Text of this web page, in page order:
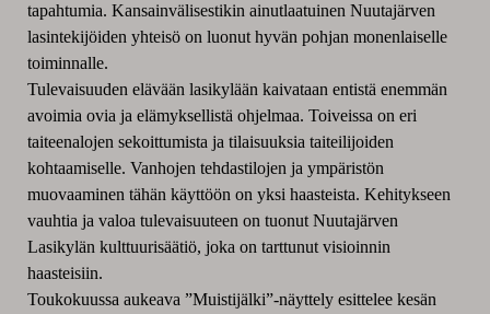
tapahtumia. Kansainvälisestikin ainutlaatuinen Nuutajärven
lasintekijöiden yhteisö on luonut hyvän pohjan monenlaiselle
toiminnalle.
Tulevaisuuden elävään lasikylään kaivataan entistä enemmän
avoimia ovia ja elämyksellistä ohjelmaa. Toiveissa on eri
taiteenalojen sekoittumista ja tilaisuuksia taiteilijoiden
kohtaamiselle. Vanhojen tehdastilojen ja ympäristön
muovaaminen tähän käyttöön on yksi haasteista. Kehitykseen
vauhtia ja valoa tulevaisuuteen on tuonut Nuutajärven
Lasikylän kulttuurisäätiö, joka on tarttunut visioinnin
haasteisiin.
Toukokuussa aukeava ”Muistijälki”-näyttely esittelee kesän